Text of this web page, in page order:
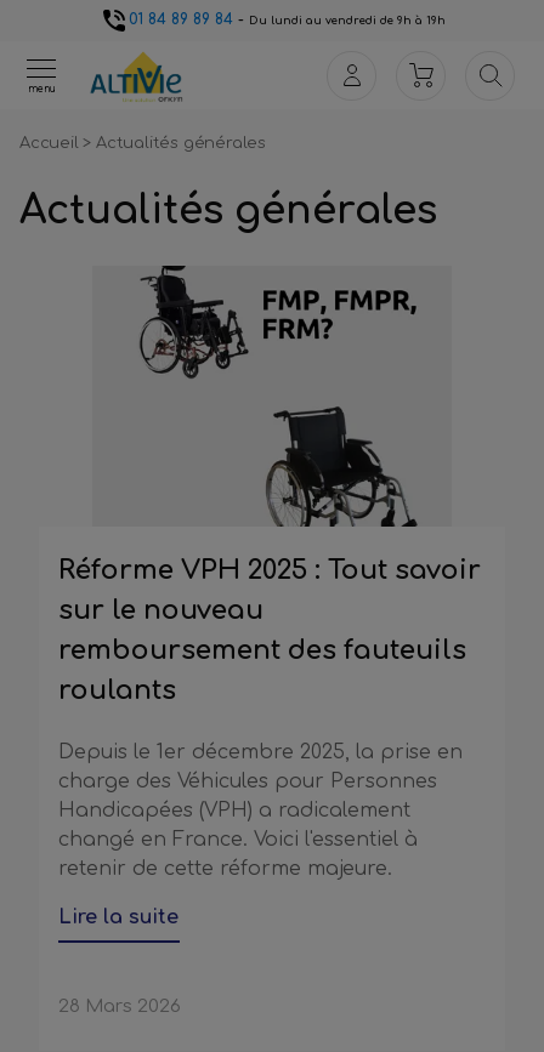
01 84 89 89 84- Du lundi au vendredi de 9h à 19h
menu
Accueil>Actualités générales
Actualités générales
Réforme VPH 2025 : Tout savoir
sur le nouveau
remboursement des fauteuils
roulants
Depuis le 1er décembre 2025, la prise en
charge des Véhicules pour Personnes
Handicapées (VPH) a radicalement
changé en France. Voici l'essentiel à
retenir de cette réforme majeure.
Lire la suite
28 Mars 2026